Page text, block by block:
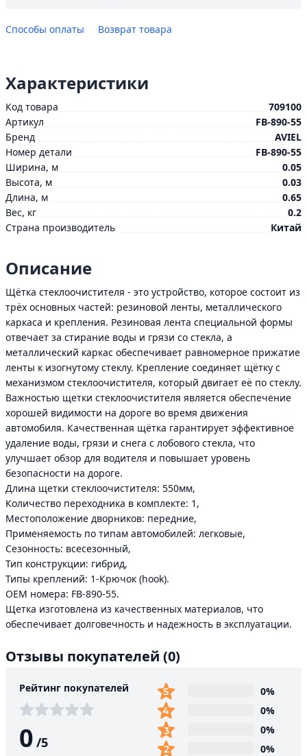
Способы оплаты Возврат товара
Характеристики
Код товара
709100
Артикул
FB-890-55
Бренд
AVIEL
Номер детали
FB-890-55
Ширина, м
0.05
Высота, м
0.03
Длина, м
0.65
Вес, кг
0.2
Страна производитель
Китай
Описание
Щётка стеклоочистителя - это устройство, которое состоит из
трёх основных частей: резиновой ленты, металлического
каркаса и крепления. Резиновая лента специальной формы
отвечает за стирание воды и грязи со стекла, а
металлический каркас обеспечивает равномерное прижатие
ленты к изогнутому стеклу. Крепление соединяет щётку с
механизмом стеклоочистителя, который двигает её по стеклу.
Важностью щетки стеклоочистителя является обеспечение
хорошей видимости на дороге во время движения
автомобиля. Качественная щётка гарантирует эффективное
удаление воды, грязи и снега с лобового стекла, что
улучшает обзор для водителя и повышает уровень
безопасности на дороге.
Длина щетки стеклоочистителя: 550мм,
Количество переходника в комплекте: 1,
Местоположение дворников: передние,
Применяемость по типам автомобилей: легковые,
Сезонность: всесезонный,
Тип конструкции: гибрид,
Типы креплений: 1-Крючок (hook).
ОЕМ номера: FB-890-55.
Щетка изготовлена из качественных материалов, что
обеспечивает долговечность и надежность в эксплуатации.
Отзывы покупателей (0)
Рейтинг покупателей
0 /5
0%
0%
0%
0%